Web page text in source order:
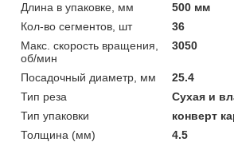
Длина в упаковке, мм
500 мм
Кол-во сегментов, шт
36
Макс. скорость вращения,
об/мин
3050
Посадочный диаметр, мм
25.4
Тип реза
Сухая и
Тип упаковки
конверт
Толщина (мм)
4.5